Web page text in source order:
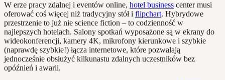
W erze pracy zdalnej i eventów online, hotel business center musi
oferować coś więcej niż tradycyjny stół i flipchart. Hybrydowe
przestrzenie to już nie science fiction – to codzienność w
najlepszych hotelach. Salony spotkań wyposażone są w ekrany do
wideokonferencji, kamery 4K, mikrofony kierunkowe i szybkie
(naprawdę szybkie!) łącza internetowe, które pozwalają
jednocześnie obsłużyć kilkunastu zdalnych uczestników bez
opóźnień i awarii.